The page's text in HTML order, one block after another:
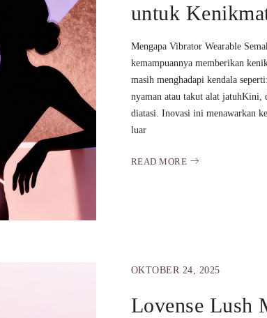
untuk
Mengapa Vibrator Wearable
kemampuannya memberikan
masih menghadapi kendala
nyaman atau takut alat jatuhKini,
diatasi. Inovasi ini menawarkan
luar
READ MORE
OKTOBER 24, 2025
Lovense Lush